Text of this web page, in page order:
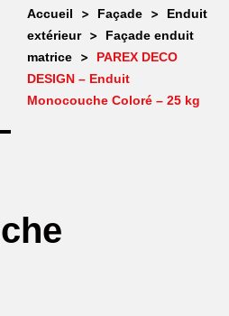
Accueil > Façade >
Enduit
extérieur
>
Façade enduit
matrice
>
PAREX DECO
DESIGN – Enduit
Monocouche Coloré – 25 kg